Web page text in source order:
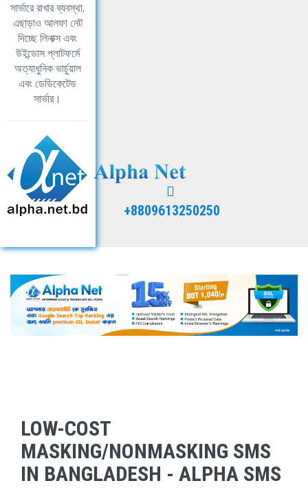
সার্ভারে রাখার ব্যবস্থা,
এছাড়াও আলফা নেট
দিচ্ছে লিনাক্স এবং
উইন্ডোস প্লাটফর্মে
অত্যাধুনিক ভার্চুয়াল
এবং ডেডিকেটেড
সার্ভার।
+8809613250250
LOW-COST
MASKING/NONMASKING SMS
IN BANGLADESH - ALPHA SMS